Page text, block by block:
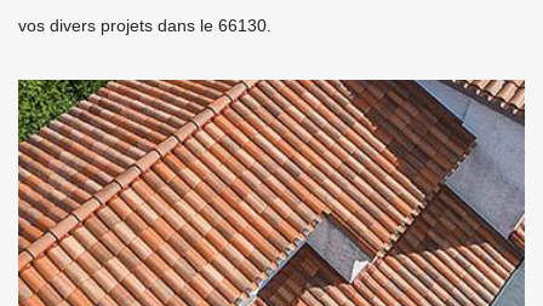
vos divers projets dans le 66130.